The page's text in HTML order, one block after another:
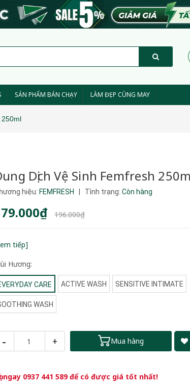
SẢN PHẨM BÁN CHẠY LÀM ĐẸP CÙNG MAY
250ml
Dịch Vệ Sinh Femfresh
hiệu: FEMFRESH Tình trạng: Còn hàng
196.000₫
tiếp]
Hương:
CARE ACTIVE WASH SENSITIVE INTIMATE
WASH
- + Mua hàng
ngay 0937 441 589để có được giá tốt nhất!